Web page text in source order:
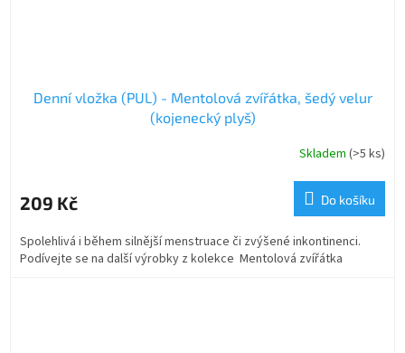
Denní vložka (PUL) - Mentolová zvířátka, šedý velur
(kojenecký plyš)
Skladem (>5 ks)
209 Kč Do košíku
Spolehlivá i během silnější menstruace či zvýšené inkontinenci.
Podívejte se na další výrobky z kolekce Mentolová zvířátka